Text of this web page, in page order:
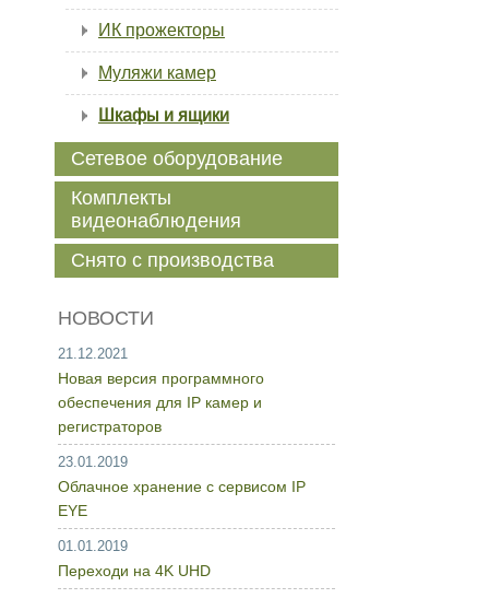
ИК прожекторы
Муляжи камер
Шкафы и ящики
Сетевое оборудование
Комплекты
видеонаблюдения
Снято с производства
НОВОСТИ
21.12.2021
Новая версия программного
обеспечения для IP камер и
регистраторов
23.01.2019
Облачное хранение с сервисом IP
EYE
01.01.2019
Переходи на 4K UHD